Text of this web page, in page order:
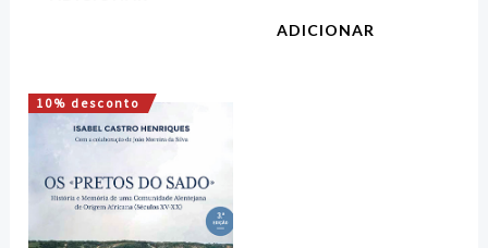
ADICIONAR
10% desconto
O
preço
era:
18,00 €.
O
preço
é:
16,20 €.